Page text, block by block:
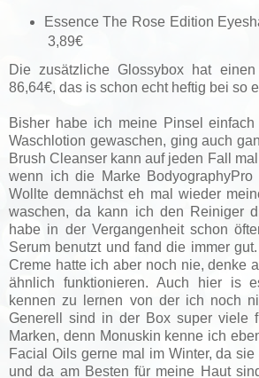
Essence The Rose Edition
3,89€
Die zusätzliche Glossybox hat
86,64€, das is schon echt heftig bei so
Bisher habe ich meine Pinsel
Waschlotion gewaschen, ging auch
Brush Cleanser kann auf jeden Fall
wenn ich die Marke
Wollte demnächst eh mal wieder
waschen, da kann ich den Reiniger
habe in der Vergangenheit schon
Serum benutzt und fand die immer
Creme hatte ich aber noch nie, denke
ähnlich funktionieren. Auch hier is
kennen zu lernen von der ich noch
Generell sind in der Box super viele
Marken, denn Monuskin kenne ich
Facial Oils gerne mal im Winter, da
und da am Besten für meine Haut